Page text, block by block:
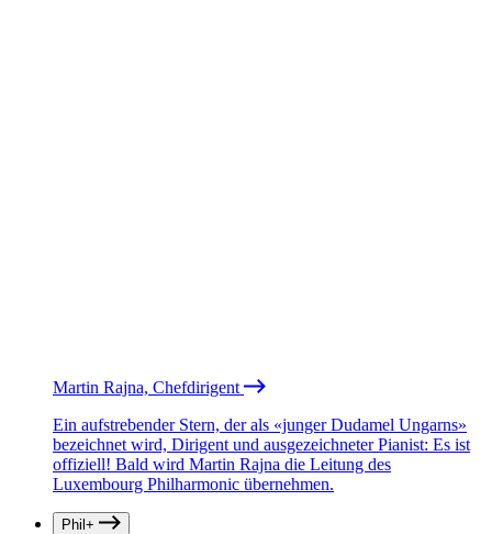
Martin Rajna, Chefdirigent
Ein aufstrebender Stern, der als «junger Dudamel Ungarns»
bezeichnet wird, Dirigent und ausgezeichneter Pianist: Es ist
offiziell! Bald wird Martin Rajna die Leitung des
Luxembourg Philharmonic übernehmen.
Phil+